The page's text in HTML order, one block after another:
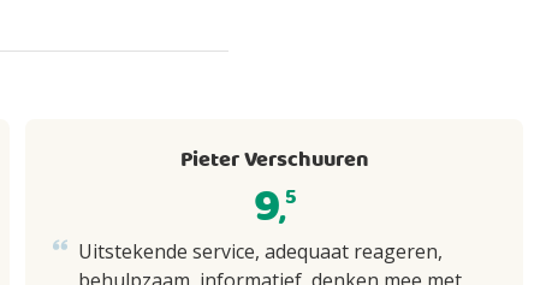
Pieter Verschuuren
9,5
Uitstekende service, adequaat reageren,